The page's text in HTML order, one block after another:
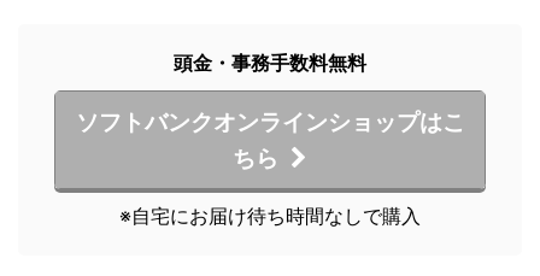
頭金・事務手数料無料
ソフトバンクオンラインショップはこ
ちら
※自宅にお届け待ち時間なしで購入